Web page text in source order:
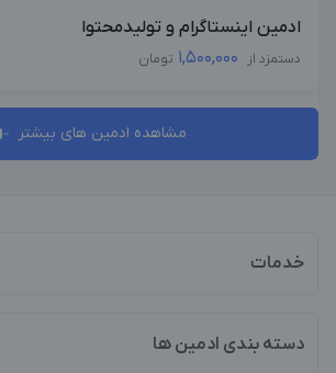
ادمین اینستاگرام و تولیدمحتوا
دستمزد از 1,500,000 تومان
مشاهده ادمین های بیشتر
خدمات
دسته بندی ادمین ها